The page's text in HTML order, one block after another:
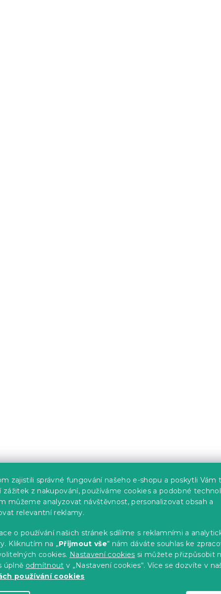
zajistili správné fungování našeho e-shopu a poskytli Vám
zážitek z nakupování, používáme cookies a podobné
můžeme analyzovat návštěvnost, personalizovat obsah a
relevantní reklamy.
o používání našich stránek sdílíme s reklamními a
Kliknutím na „Přijmout vše“ nám dáváte souhlas ke
cookies. Nastavení cookies si můžete přizpůsobit
úplně odmítnout v „Nastavení cookies“. Více se dozvíte v
používání cookies